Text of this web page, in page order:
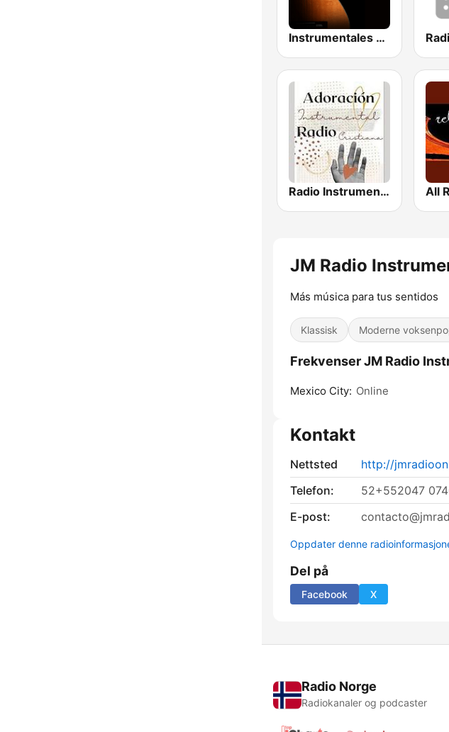
Instrumentales Radio
Radio Instrumental Cristiana
JM Radio
Más música para tus sentidos
Klassisk Moderne
Frekvenser JM Radio
Mexico City: Online
Kontakt
Nettsted
http://
Telefon:
52+552047
E-post:
Oppdater denne
Del på
Facebook X
Radio Norge
Radiokanaler og podcaster